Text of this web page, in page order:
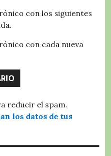
con los siguientes
con cada nueva
reducir el spam.
los datos de tus